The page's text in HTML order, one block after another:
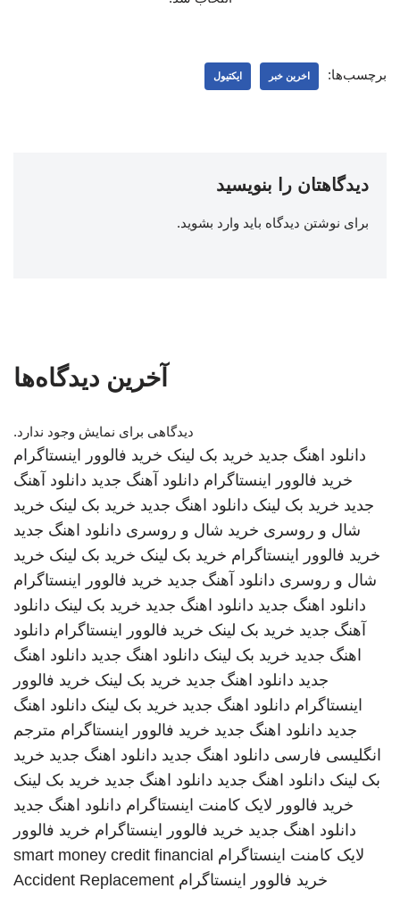
برچسب‌ها: اخرین خبر ایکتیول
دیدگاهتان را بنویسید
برای نوشتن دیدگاه باید وارد بشوید.
آخرین دیدگاه‌ها
دیدگاهی برای نمایش وجود ندارد.
دانلود اهنگ جدید خرید بک لینک خرید فالوور اینستاگرام
خرید فالوور اینستاگرام دانلود آهنگ جدید دانلود آهنگ
جدید خرید بک لینک دانلود اهنگ جدید خرید بک لینک خرید
شال و روسری خرید شال و روسری دانلود اهنگ جدید
خرید فالوور اینستاگرام خرید بک لینک خرید بک لینک خرید
شال و روسری دانلود آهنگ جدید خرید فالوور اینستاگرام
دانلود اهنگ جدید دانلود اهنگ جدید خرید بک لینک دانلود
آهنگ جدید خرید بک لینک خرید فالوور اینستاگرام دانلود
اهنگ جدید خرید بک لینک دانلود اهنگ جدید دانلود اهنگ
جدید دانلود اهنگ جدید خرید بک لینک خرید فالوور
اینستاگرام دانلود اهنگ جدید خرید بک لینک دانلود اهنگ
جدید دانلود اهنگ جدید خرید فالوور اینستاگرام مترجم
انگلیسی فارسی دانلود اهنگ جدید دانلود اهنگ جدید خرید
بک لینک دانلود اهنگ جدید دانلود اهنگ جدید خرید بک لینک
خرید فالوور لایک کامنت اینستاگرام دانلود اهنگ جدید
دانلود اهنگ جدید خرید فالوور اینستاگرام خرید فالوور
لایک کامنت اینستاگرام smart money credit financial
خرید فالوور اینستاگرام Accident Replacement